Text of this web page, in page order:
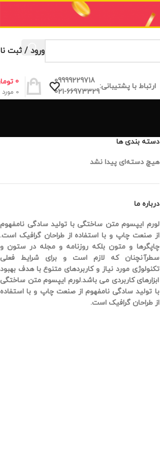
ورود / ثبت
ارتباط با پشتیبانی:
09999229718
021-66973329
0 مورد
0
دسته بندی ها
هیچ دسته‌ای پیدا نشد
درباره ما
لورم ایپسوم متن ساختگی با تولید سادگی نامفهوم
از صنعت چاپ و با استفاده از طراحان گرافیک است.
چاپگرها و متون بلکه روزنامه و مجله در ستون و
سطرآنچنان که لازم است و برای شرایط فعلی
تکنولوژی مورد نیاز و کاربردهای متنوع با هدف بهبود
ابزارهای کاربردی می باشد.لورم ایپسوم متن ساختگی
با تولید سادگی نامفهوم از صنعت چاپ و با استفاده
از طراحان گرافیک است.